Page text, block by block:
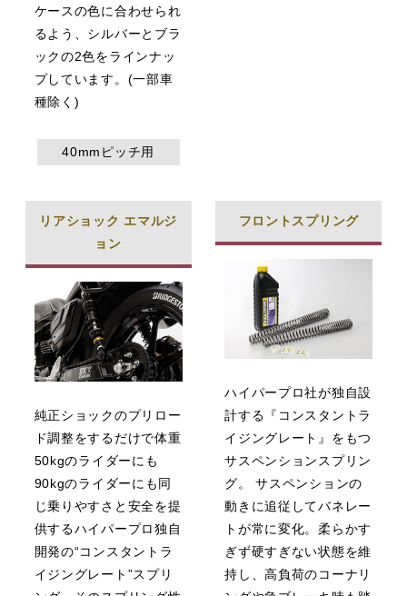
ケースの色に合わせられ
るよう、シルバーとブラ
ックの2色をラインナッ
プしています。(一部車
種除く)
40mmピッチ用
リアショック エマルジ
ョン
純正ショックのプリロー
ド調整をするだけで体重
50kgのライダーにも
90kgのライダーにも同
じ乗りやすさと安全を提
供するハイパープロ独自
開発の“コンスタントラ
イジングレート”スプリ
フロントスプリング
ハイパープロ社が独自設
計する『コンスタントラ
イジングレート』をもつ
サスペンションスプリン
グ。 サスペンションの
動きに追従してバネレー
トが常に変化。柔らかす
ぎず硬すぎない状態を維
持し、高負荷のコーナリ